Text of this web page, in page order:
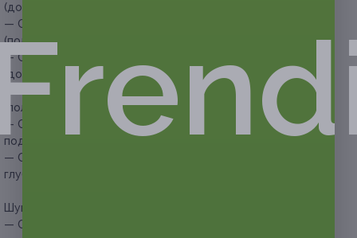
(до локтей) (152 руб. вместо 400 руб.)
— Скидка 64% на шугаринг или восковую эпиляцию рук
(полностью) (252 руб. вместо 700 руб.)
— Скидка 61% на шугаринг или восковую эпиляцию ног
(до колен) (253 руб. вместо 650 руб.)
— Скидка 65% на шугаринг или восковую эпиляцию ног
(полностью) (350 руб. вместо 1000 руб.)
— Скидка 50% на шугаринг или восковую эпиляцию
подмышечных впадин (125 руб. вместо 250 руб.)
— Скидка 55% на шугаринг или восковую эпиляцию зоны
глубокого бикини (360 руб. вместо 800 руб.)
Шугаринг или восковая эпиляция двух зон:
— Скидка 59% на шугаринг или восковую эпиляцию зоны